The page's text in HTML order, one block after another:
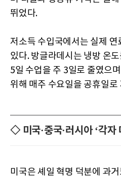
뛰었다.
저소득 수입국에서는 실제
있다. 방글라데시는 냉방 온
5일 수업을 주 3일로 줄였으
위해 매주 수요일을 공휴일로
◇ 미국·중국·러시아 ‘각자
미국은 셰일 혁명 덕분에 과